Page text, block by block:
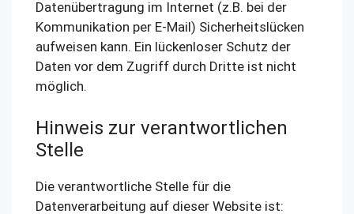
Datenübertragung im Internet (z.B. bei der
Kommunikation per E-Mail) Sicherheitslücken
aufweisen kann. Ein lückenloser Schutz der
Daten vor dem Zugriff durch Dritte ist nicht
möglich.
Hinweis zur verantwortlichen
Stelle
Die verantwortliche Stelle für die
Datenverarbeitung auf dieser Website ist: